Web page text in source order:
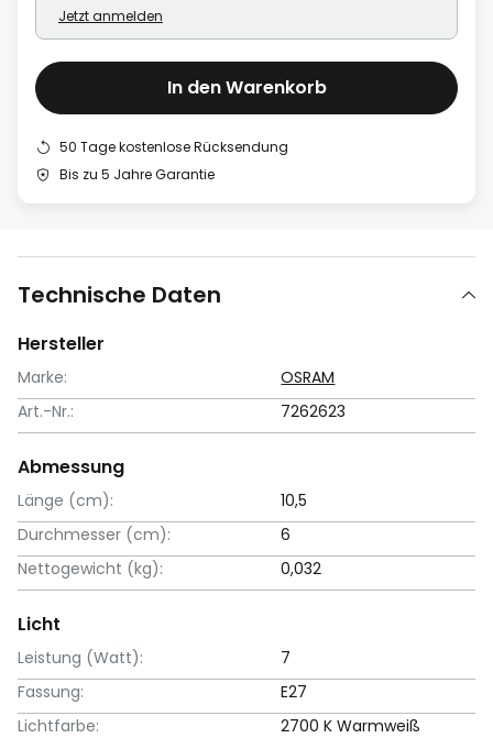
Jetzt anmelden
In den Warenkorb
50 Tage kostenlose Rücksendung
Bis zu 5 Jahre Garantie
Technische Daten
Hersteller
Marke:
OSRAM
Art.-Nr.:
7262623
Abmessung
Länge (cm):
10,5
Durchmesser (cm):
6
Nettogewicht (kg):
0,032
Licht
Leistung (Watt):
7
Fassung:
E27
Lichtfarbe:
2700 K Warmweiß